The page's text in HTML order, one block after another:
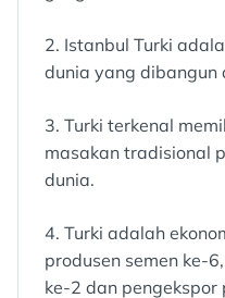
2. Istanbul Turki
dunia yang dibangun
3. Turki terkenal
masakan tradisional
dunia.
4. Turki adalah
produsen semen ke-
ke-2 dan pengekspor